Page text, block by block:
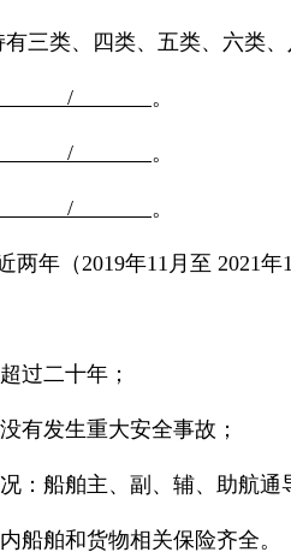
三类、四类、五类、六类
/ 。
/ 。
/ 。
两年（2019年11月至 2021
过二十年；
有发生重大安全事故；
：船舶主、副、辅、助航
船舶和货物相关保险齐全。